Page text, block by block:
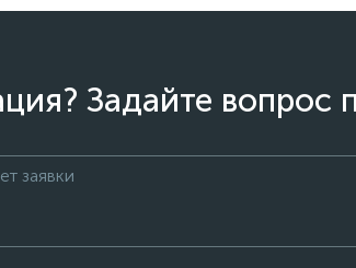
Задайте вопрос